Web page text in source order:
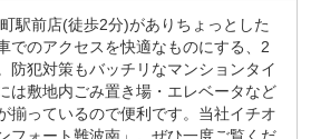
駅前店(徒歩2分)がありちょっとした
でのアクセスを快適なものにする、2
防犯対策もバッチリなマンションタイ
は敷地内ごみ置き場・エレベータなど
揃っているので便利です。当社イチオ